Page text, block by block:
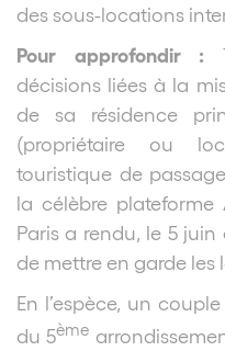
des sous-locations
Pour approfondir :
décisions liées à la
de sa résidence
(propriétaire ou
touristique de
la célèbre plateforme
Paris a rendu, le 5
de mettre en garde les
En l’espèce, un
du 5ème